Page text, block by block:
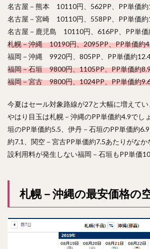
名古屋－熊本 10110円、562PP、PP単価約
名古屋－宮崎 10110円、558PP、PP単価約
名古屋－鹿児島 10110円、616PP、PP単価
札幌－沖縄 10190円、2095PP、PP単価約
福岡－沖縄 9920円、805PP、PP単価約
福岡－石垣 9800円、1105PP、PP単価約
福岡－宮古 9800円、1024PP、PP単価約
今夏はセール対象路線が27と大幅に増えてい
やはり目玉は札幌－沖縄のPP単価約4.9でし
垣のPP単価約5.5、伊丹－石垣のPP単価約
約7.1、関空－宮古PP単価約7.5あたりがな
設利用料が発生しない福岡－石垣もPP単価
札幌－沖縄の最安価格の